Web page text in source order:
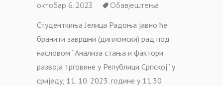
октобар 6, 2023 Обавјештења
Студенткиња Јелица Радоња јавно ће
бранити завршни (дипломски) рад под
насловом “Анализа стања и фактори
развоја трговине у Републици Српској” у
сриједу, 11. 10. 2023. године у 11.30